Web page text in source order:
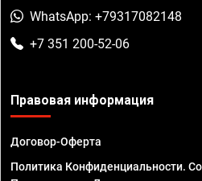
WhatsApp: +79317082148
+7 351 200-52-06
Правовая информация
Договор-Оферта
Политика Конфиденциальности.